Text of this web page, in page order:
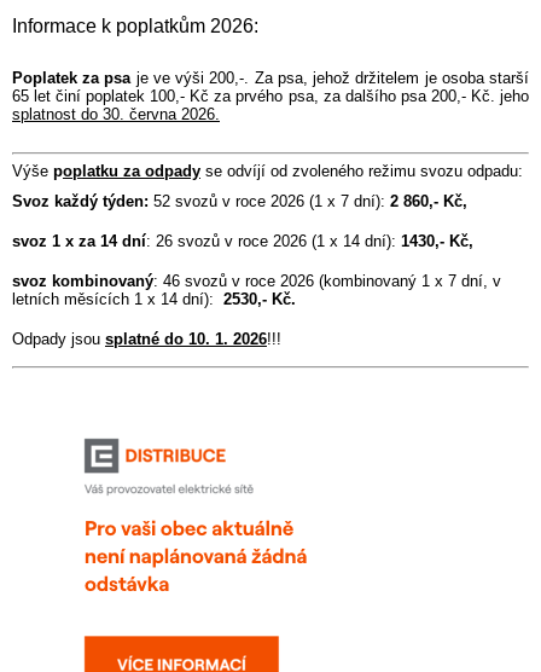
Informace k poplatkům 2026:
Poplatek za psaje ve výši 200,-. Za psa, jehož držitelem je osoba starší
65 let činí poplatek 100,- Kč za prvého psa, za dalšího psa 200,- Kč. jeho
splatnost do 30. června 2026.
Výše poplatku za odpady se odvíjí od zvoleného režimu svozu odpadu:
Svoz každý týden: 52 svozů v roce 2026 (1 x 7 dní): 2 860,- Kč,
svoz 1 x za 14 dní: 26 svozů v roce 2026 (1 x 14 dní): 1430,- Kč,
svoz kombinovaný: 46 svozů v roce 2026 (kombinovaný 1 x 7 dní, v
letních měsících 1 x 14 dní): 2530,- Kč.
Odpady jsou splatné do 10. 1. 2026!!!